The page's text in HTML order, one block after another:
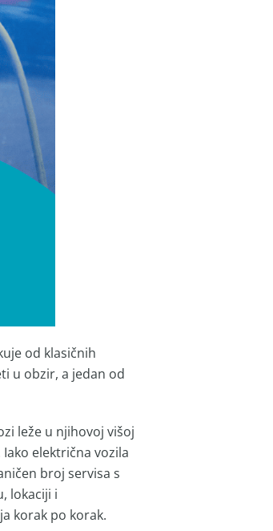
od klasičnih
u obzir, a jedan od
leže u njihovoj višoj
električna vozila
broj servisa s
lokaciji i
korak po korak.